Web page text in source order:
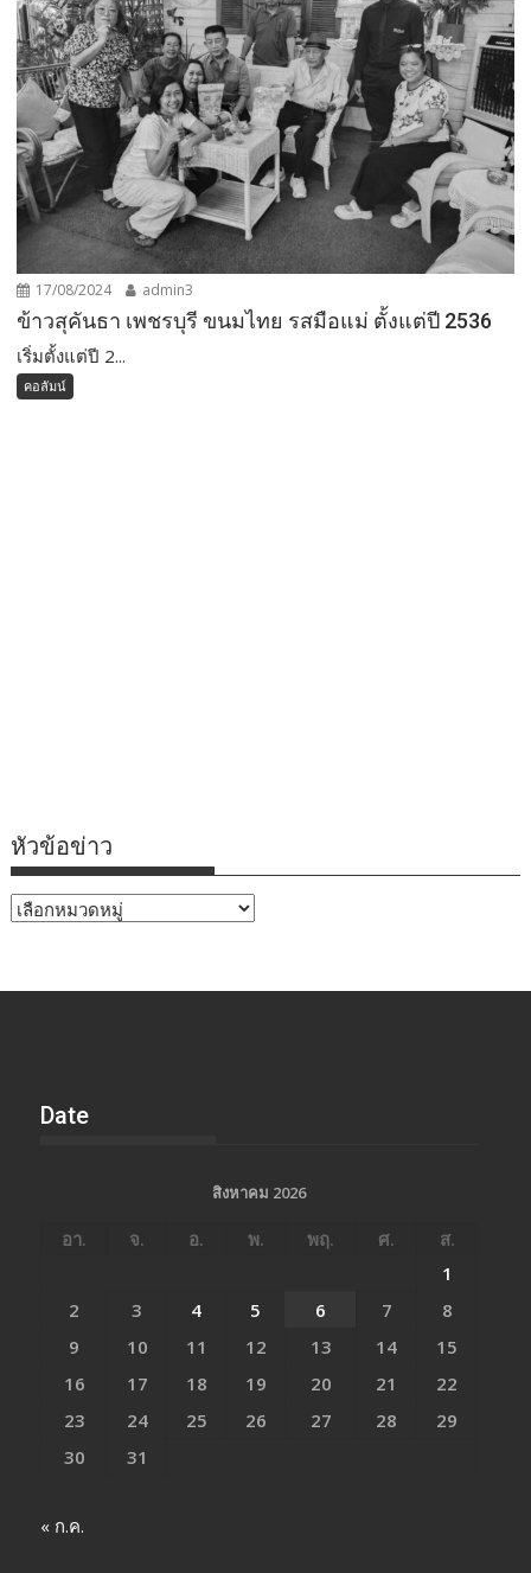
17/08/2024 admin3
ข้าวสุคันธา เพชรบุรี ขนมไทย รสมือแม่ ตั้งแต่ปี 2536
เริ่มตั้งแต่ปี 2...
คอลัมน์
หัวข้อข่าว
หัวข้อ
Date
สิงหาคม 2026
อา. จ. อ. พ. พฤ. ศ.
ส.
1
2
3 4 5 6 7
8
9
10 11 12 13 14
15
16
17 18 19 20 21
22
23
24 25 26 27 28
29
30
31
« ก.ค.